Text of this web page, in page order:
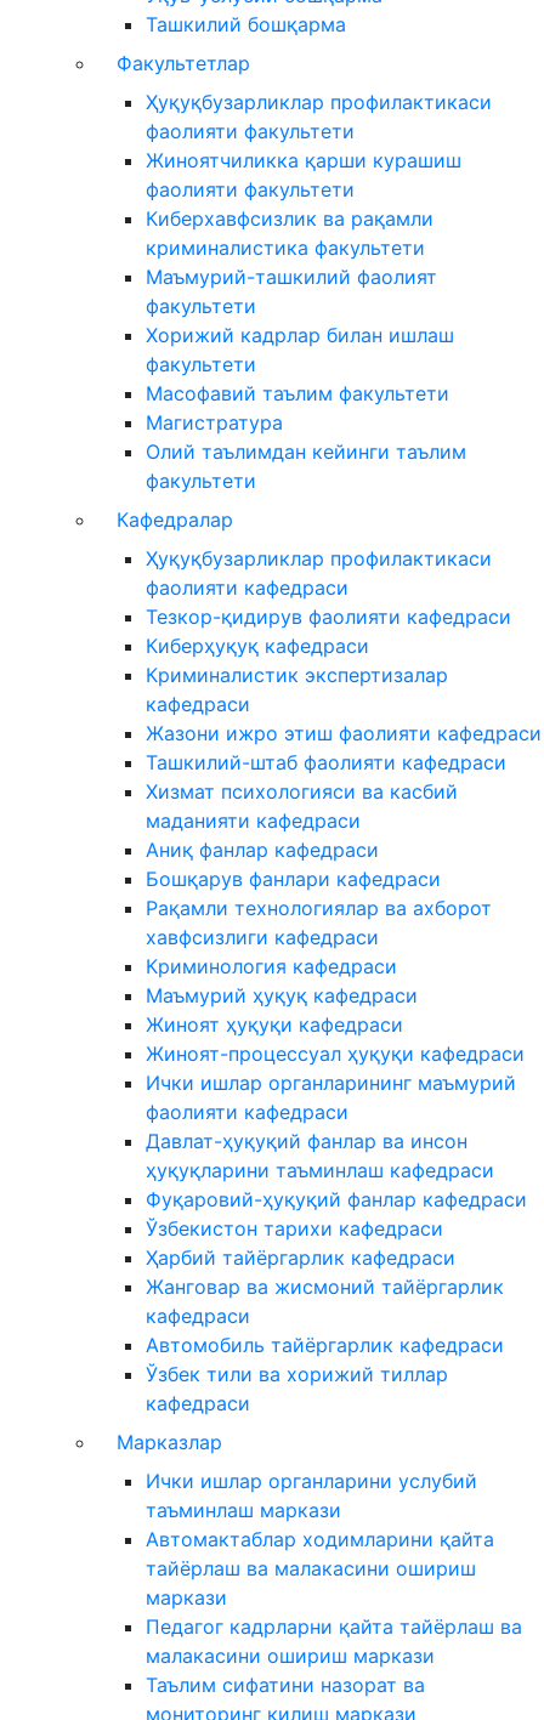
Ташкилий бошқарма
Факультетлар
Ҳуқуқбузарликлар профилактикаси
фаолияти факультети
Жиноятчиликка қарши курашиш
фаолияти факультети
Киберхавфсизлик ва рақамли
криминалистика факультети
Маъмурий-ташкилий фаолият
факультети
Хорижий кадрлар билан ишлаш
факультети
Масофавий таълим факультети
Магистратура
Олий таълимдан кейинги таълим
факультети
Кафедралар
Ҳуқуқбузарликлар профилактикаси
фаолияти кафедраси
Тезкор-қидирув фаолияти кафедраси
Киберҳуқуқ кафедраси
Криминалистик экспертизалар
кафедраси
Жазони ижро этиш фаолияти кафедраси
Ташкилий-штаб фаолияти кафедраси
Хизмат психологияси ва касбий
маданияти кафедраси
Аниқ фанлар кафедраси
Бошқарув фанлари кафедраси
Рақамли технологиялар ва ахборот
хавфсизлиги кафедраси
Криминология кафедраси
Маъмурий ҳуқуқ кафедраси
Жиноят ҳуқуқи кафедраси
Жиноят-процессуал ҳуқуқи кафедраси
Ички ишлар органларининг маъмурий
фаолияти кафедраси
Давлат-ҳуқуқий фанлар ва инсон
ҳуқуқларини таъминлаш кафедраси
Фуқаровий-ҳуқуқий фанлар кафедраси
Ўзбекистон тарихи кафедраси
Ҳарбий тайёргарлик кафедраси
Жанговар ва жисмоний тайёргарлик
кафедраси
Автомобиль тайёргарлик кафедраси
Ўзбек тили ва хорижий тиллар
кафедраси
Марказлар
Ички ишлар органларини услубий
таъминлаш маркази
Автомактаблар ходимларини қайта
тайёрлаш ва малакасини ошириш
маркази
Педагог кадрларни қайта тайёрлаш ва
малакасини ошириш маркази
Таълим сифатини назорат ва
мониторинг қилиш маркази